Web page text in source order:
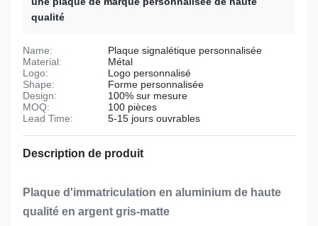
qualité
Name:
Plaque signalétique personnalisée
Material:
Métal
Logo:
Logo personnalisé
Shape:
Forme personnalisée
Design:
100% sur mesure
MOQ:
100 pièces
Lead Time:
5-15 jours ouvrables
Description de produit
Plaque d'immatriculation en aluminium de haute
qualité en argent gris-matte